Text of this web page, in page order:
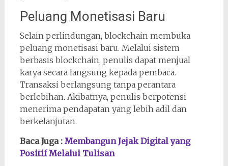
Peluang Monetisasi Baru
Selain perlindungan, blockchain membuka
peluang monetisasi baru. Melalui sistem
berbasis blockchain, penulis dapat menjual
karya secara langsung kepada pembaca.
Transaksi berlangsung tanpa perantara
berlebihan. Akibatnya, penulis berpotensi
menerima pendapatan yang lebih adil dan
berkelanjutan.
Baca Juga : Membangun Jejak Digital yang
Positif Melalui Tulisan